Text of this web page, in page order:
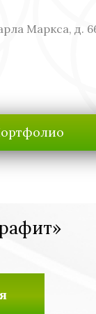
Маркса, д.